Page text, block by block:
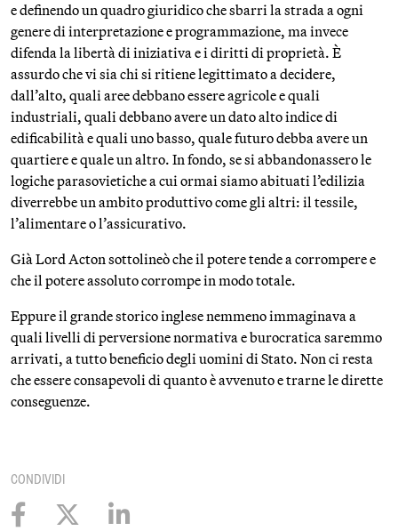
e definendo un quadro giuridico che sbarri la strada a ogni
genere di interpretazione e programmazione, ma invece
difenda la libertà di iniziativa e i diritti di proprietà. È
assurdo che vi sia chi si ritiene legittimato a decidere,
dall’alto, quali aree debbano essere agricole e quali
industriali, quali debbano avere un dato alto indice di
edificabilità e quali uno basso, quale futuro debba avere un
quartiere e quale un altro. In fondo, se si abbandonassero le
logiche parasovietiche a cui ormai siamo abituati l’edilizia
diverrebbe un ambito produttivo come gli altri: il tessile,
l’alimentare o l’assicurativo.
Già Lord Acton sottolineò che il potere tende a corrompere e
che il potere assoluto corrompe in modo totale.
Eppure il grande storico inglese nemmeno immaginava a
quali livelli di perversione normativa e burocratica saremmo
arrivati, a tutto beneficio degli uomini di Stato. Non ci resta
che essere consapevoli di quanto è avvenuto e trarne le dirette
conseguenze.
CONDIVIDI